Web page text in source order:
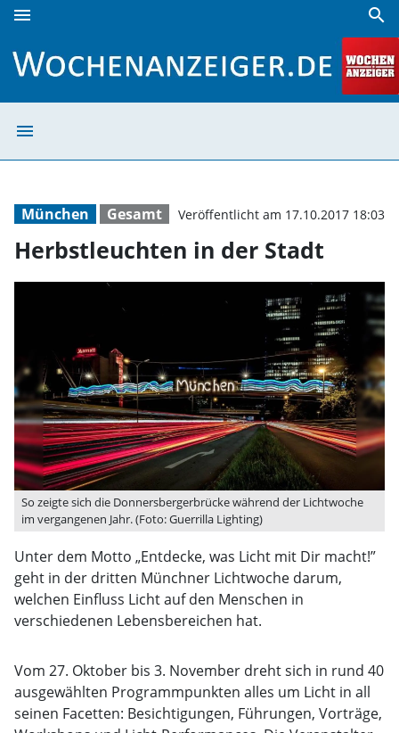
menu search
menu
München Gesamt Veröffentlicht am 17.10.2017 18:03
Herbstleuchten in der Stadt
So zeigte sich die Donnersbergerbrücke während der Lichtwoche
im vergangenen Jahr. (Foto: Guerrilla Lighting)
Unter dem Motto „Entdecke, was Licht mit Dir macht!”
geht in der dritten Münchner Lichtwoche darum,
welchen Einfluss Licht auf den Menschen in
verschiedenen Lebensbereichen hat.
Vom 27. Oktober bis 3. November dreht sich in rund 40
ausgewählten Programmpunkten alles um Licht in all
seinen Facetten: Besichtigungen, Führungen, Vorträge,